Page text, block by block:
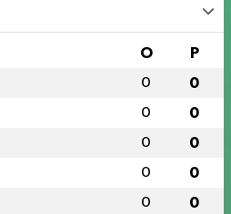
O P
0 0
0 0
0 0
0 0
0 0